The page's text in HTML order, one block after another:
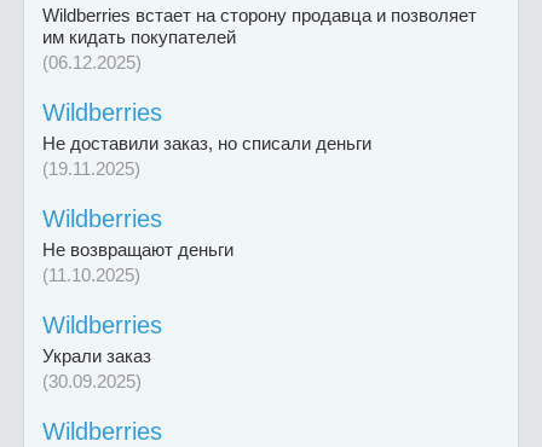
Wildberries встает на сторону продавца и позволяет
им кидать покупателей
(06.12.2025)
Wildberries
Не доставили заказ, но списали деньги
(19.11.2025)
Wildberries
Не возвращают деньги
(11.10.2025)
Wildberries
Украли заказ
(30.09.2025)
Wildberries